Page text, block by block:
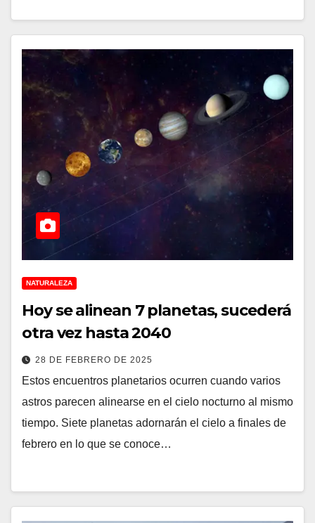
NATURALEZA
Hoy se alinean 7 planetas, sucederá
otra vez hasta 2040
28 DE FEBRERO DE 2025
Estos encuentros planetarios ocurren cuando varios
astros parecen alinearse en el cielo nocturno al mismo
tiempo. Siete planetas adornarán el cielo a finales de
febrero en lo que se conoce…